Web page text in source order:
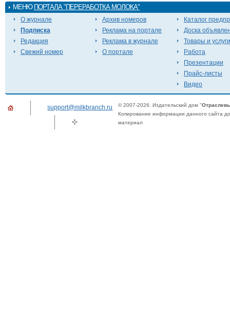
МЕНЮ ПОРТАЛА "ПЕРЕРАБОТКА МОЛОКА"
О журнале
Подписка
Редакция
Свежий номер
Архив номеров
Реклама на портале
Реклама в журнале
О портале
Каталог
Доска
Товары и услуги
Работа
Презентации
Прайс-листы
Видео
support@milkbranch.ru © 2007-2026. Издательский дом "
Копирование информации данного сайта
материал